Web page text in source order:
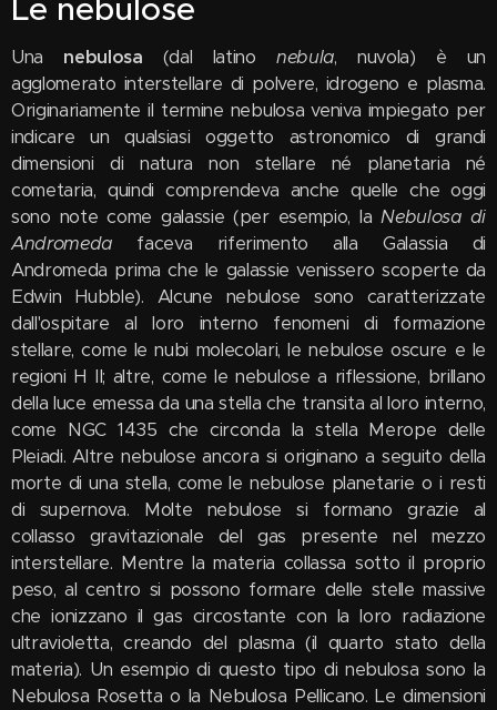
Le nebulose
Una nebulosa (dal latino nebula, nuvola) è un
agglomerato interstellare di polvere, idrogeno e plasma.
Originariamente il termine nebulosa veniva impiegato per
indicare un qualsiasi oggetto astronomico di grandi
dimensioni di natura non stellare né planetaria né
cometaria, quindi comprendeva anche quelle che oggi
sono note come galassie (per esempio, laNebulosa di
Andromeda faceva riferimento alla Galassia di
Andromeda prima che le galassie venissero scoperte da
Edwin Hubble). Alcune nebulose sono caratterizzate
dall'ospitare al loro interno fenomeni di formazione
stellare, come le nubi molecolari, le nebulose oscure e le
regioni H II; altre, come le nebulose a riflessione, brillano
della luce emessa da una stella che transita al loro interno,
come NGC 1435 che circonda la stella Merope delle
Pleiadi. Altre nebulose ancora si originano a seguito della
morte di una stella, come le nebulose planetarie o i resti
di supernova. Molte nebulose si formano grazie al
collasso gravitazionale del gas presente nel mezzo
interstellare. Mentre la materia collassa sotto il proprio
peso, al centro si possono formare delle stelle massive
che ionizzano il gas circostante con la loro radiazione
ultravioletta, creando del plasma (il quarto stato della
materia). Un esempio di questo tipo di nebulosa sono la
Nebulosa Rosetta o la Nebulosa Pellicano. Le dimensioni